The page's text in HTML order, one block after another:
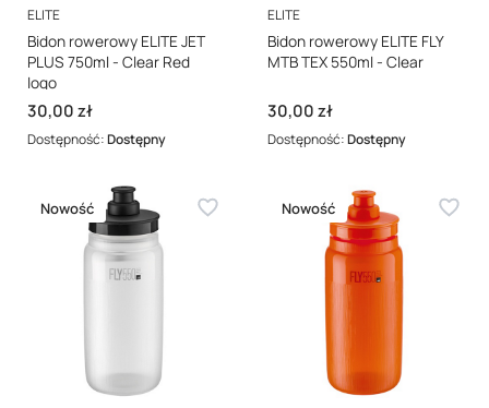
PRODUCENT
ELITE
Bidon rowerowy ELITE JET
PLUS 750ml - Clear Red
logo
Cena
30,00 zł
Dostępność:Dostępny
PRODUCENT
ELITE
Bidon rowerowy ELITE FLY
MTB TEX 550ml - Clear
Cena
30,00 zł
Dostępność:Dostępny
Nowość Nowość